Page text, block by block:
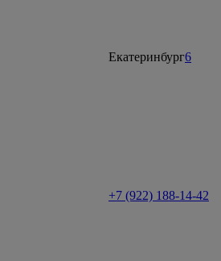
Екатеринбург6
+7 (922) 188-14-42